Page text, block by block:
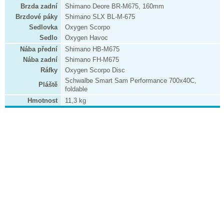
Brzda zadní
Shimano Deore BR-M675, 160mm
Brzdové páky
Shimano SLX BL-M-675
Sedlovka
Oxygen Scorpo
Sedlo
Oxygen Havoc
Nába přední
Shimano HB-M675
Nába zadní
Shimano FH-M675
Ráfky
Oxygen Scorpo Disc
Pláště
Schwalbe Smart Sam Performance 700x40C,
foldable
Hmotnost
11,3 kg